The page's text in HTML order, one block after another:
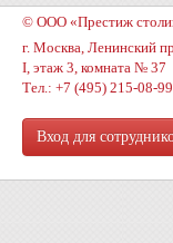
© ООО «Престиж
г. Москва, Ленинский
I, этаж 3, комната № 37
Тел.: +7 (495) 215-08-99
Вход для